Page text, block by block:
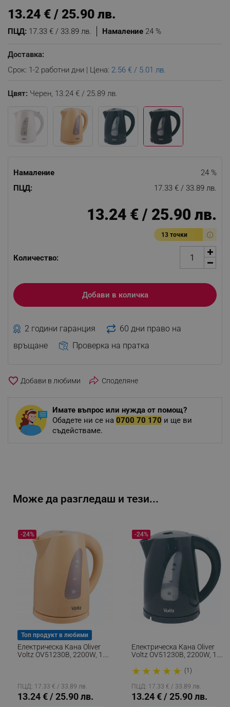
Намаление 24 %
ПЦД: 17.33 € / 33.89 лв.
13.24 € / 25.90 лв.
Доставка:
Срок: 1-2 работни дни | Цена: 2.56 € / 5.01 лв.
Цвят: Черен, 13.24 € / 25.89 лв.
Намаление
24 %
ПЦД:
17.33 € / 33.89 лв.
13.24 € / 25.90 лв.
13 точки
Количество:
Добави в количка
2 години гаранция
60 дни право на
връщане
Проверка на пратка
favorite_border Споделяне
Имате въпрос или нужда от помощ?
Обадете ни се на 0700 70 170 и ще ви
съдействаме.
Може да разгледаш и тези...
Топ продукт в любими
Електрическа Кана Oliver
Voltz OV51230B, 2200W, 1.7
-24%
ПЦД: 17.33 € / 33.89 лв.
13.24 € / 25.90 лв.
Електрическа Кана Oliver
Voltz OV51230B, 2200W, 1.7
Безжична, Сив Металик
★ ★ ★ ★ ★ (1)
-24%
ПЦД: 17.33 € / 33.89 лв.
13.24 € / 25.90 лв.